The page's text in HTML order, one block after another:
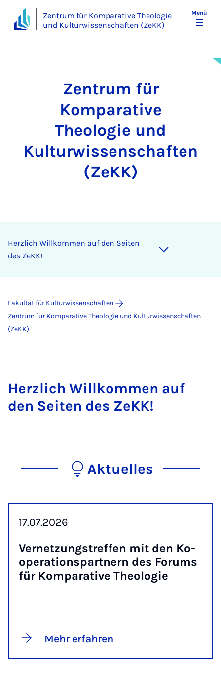
Zentrum für Komparative Theologie
und Kulturwissenschaften (ZeKK)
Menü
Zentrum für
Komparative
Theologie und
Kulturwissenschaften
(ZeKK)
Herzlich Willkommen auf den Seiten
des ZeKK!
Fakultät für Kulturwissenschaften
Zentrum für Komparative Theologie und Kulturwissenschaften
(ZeKK)
Herzlich Willkommen auf
den Seiten des ZeKK!
Aktuelles
17.07.2026
Ver­net­zungs­tref­fen mit den Ko­
ope­ra­ti­ons­part­nern des Fo­rums
für Kom­pa­ra­ti­ve Theo­lo­gie
Mehr erfahren